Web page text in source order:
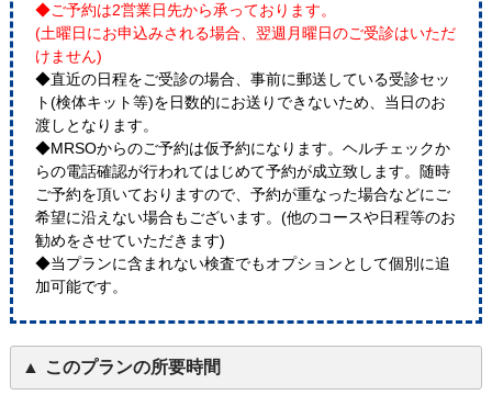
◆ご予約は2営業日先から承っております。
(土曜日にお申込みされる場合、翌週月曜日のご受診はいただ
けません)
◆直近の日程をご受診の場合、事前に郵送している受診セッ
ト(検体キット等)を日数的にお送りできないため、当日のお
渡しとなります。
◆MRSOからのご予約は仮予約になります。ヘルチェックか
らの電話確認が行われてはじめて予約が成立致します。随時
ご予約を頂いておりますので、予約が重なった場合などにご
希望に沿えない場合もございます。(他のコースや日程等のお
勧めをさせていただきます)
◆当プランに含まれない検査でもオプションとして個別に追
加可能です。
このプランの所要時間